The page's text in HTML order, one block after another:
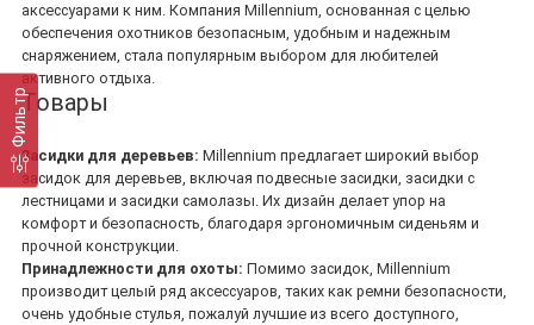
Фильтр
аксессуарами к ним. Компания Millennium, основанная с целью
обеспечения охотников безопасным, удобным и надежным
снаряжением, стала популярным выбором для любителей
активного отдыха.
Товары
Засидки для деревьев: Millennium предлагает широкий выбор
засидок для деревьев, включая подвесные засидки, засидки с
лестницами и засидки самолазы. Их дизайн делает упор на
комфорт и безопасность, благодаря эргономичным сиденьям и
прочной конструкции.
Принадлежности для охоты: Помимо засидок, Millennium
производит целый ряд аксессуаров, таких как ремни безопасности,
очень удобные стулья, пожалуй лучшие из всего доступного,